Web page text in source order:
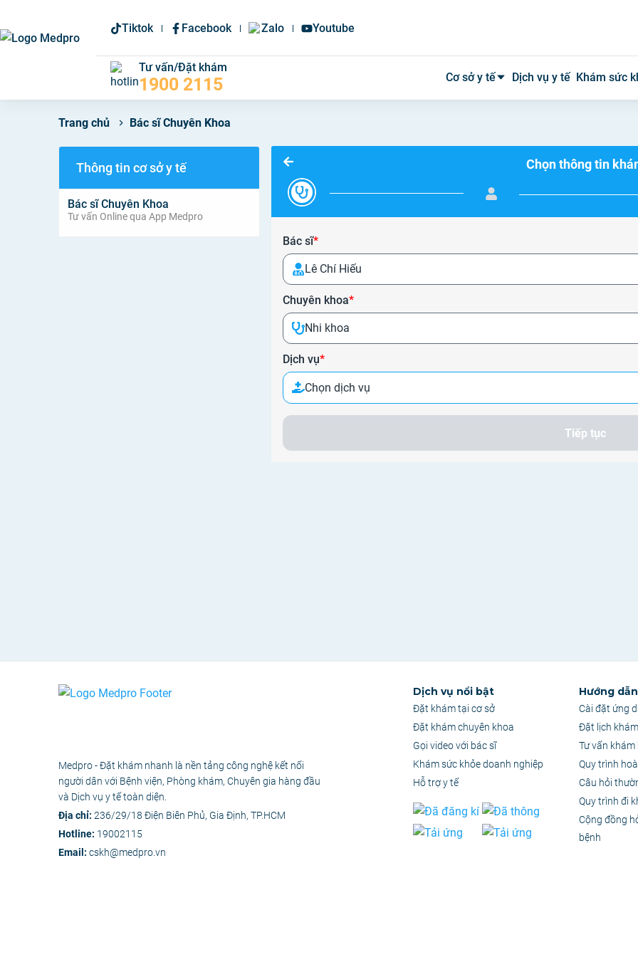
Tiktok Facebook Zalo Youtube
Tư vấn/Đặt khám
1900 2115 Cơ sở y tế
Phòng khám
Dịch vụ y tế Khám sức
Trang chủ Bác sĩ Chuyên Khoa
Thông tin cơ sở y tế
Bác sĩ Chuyên Khoa
Tư vấn Online qua App Medpro
Chọn thông tin
Bác sĩ*
Lê Chí Hiếu
Chuyên khoa*
Nhi khoa
Dịch vụ*
Chọn dịch vụ
Tiếp tục
Medpro - Đặt khám nhanh là nền tảng công nghệ kết nối
người dân với Bệnh viện, Phòng khám, Chuyên gia hàng đầu
và Dịch vụ y tế toàn diện.
Địa chỉ: 236/29/18 Điện Biên Phủ, Gia Định, TP.HCM
Hotline: 19002115
Email: cskh@medpro.vn
Dịch vụ nổi bật
Đặt khám tại cơ sở
Đặt khám chuyên khoa
Gọi video với bác sĩ
Khám sức khỏe doanh nghiệp
Hỗ trợ y tế
Hướng
Cài đặt ứng
Đặt lịch khám
Tư vấn khám
Quy trình
Câu hỏi
Quy trình đi
Cộng đồng
bệnh